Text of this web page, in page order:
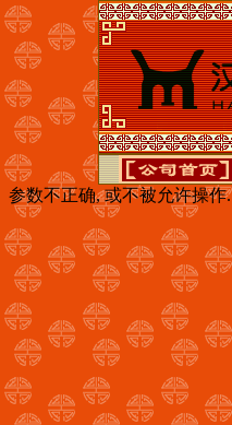
参数不正确, 或不被允许操作.